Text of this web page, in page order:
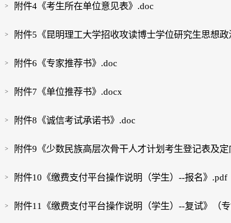
附件4《考生所在单位意见表》.doc
附件5《昆明理工大学招收攻读博士学位研究生思想
附件6《专家推荐书》.doc
附件7《单位推荐书》.docx
附件8《诚信考试承诺书》.doc
附件9《少数民族高层次骨干人才计划考生登记表及
附件10《缴费支付平台操作说明（学生）--报名》.pdf
附件11《缴费支付平台操作说明（学生）--复试》（